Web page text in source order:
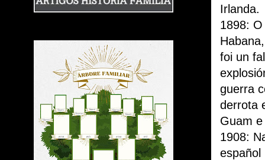
Irlanda.
1898:
foi un
guerra
derrota
Guam
1908:
español